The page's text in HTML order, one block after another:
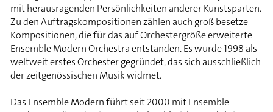
mit herausragenden Persönlichkeiten anderer Kunstsparten.
Zu den Auftragskompositionen zählen auch groß besetze
Kompositionen, die für das auf Orchestergröße erweiterte
Ensemble Modern Orchestra entstanden. Es wurde 1998 als
weltweit erstes Orchester gegründet, das sich ausschließlich
der zeitgenössischen Musik widmet.
Das Ensemble Modern führt seit 2000 mit Ensemble